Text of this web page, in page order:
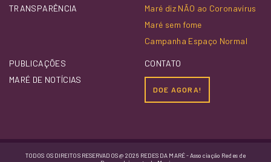
TRANSPARÊNCIA
Maré diz NÃO ao Coronavírus
Maré sem fome
Campanha Espaço Normal
PUBLICAÇÕES
MARÉ DE NOTÍCIAS
CONTATO
DOE AGORA!
TODOS OS DIREITOS RESERVADOS @ 2026 REDES DA MARÉ - Associação Redes de